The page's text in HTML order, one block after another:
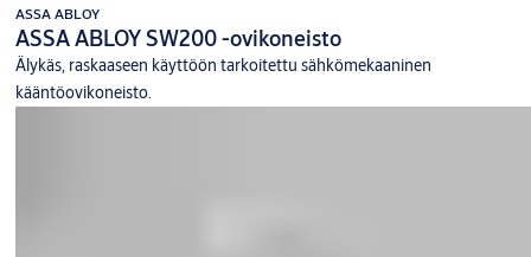
ASSA ABLOY
ASSA ABLOY SW200 -ovikoneisto
Älykäs, raskaaseen käyttöön tarkoitettu sähkömekaaninen
kääntöovikoneisto.